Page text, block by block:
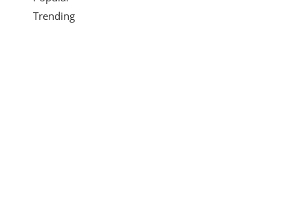
Trending